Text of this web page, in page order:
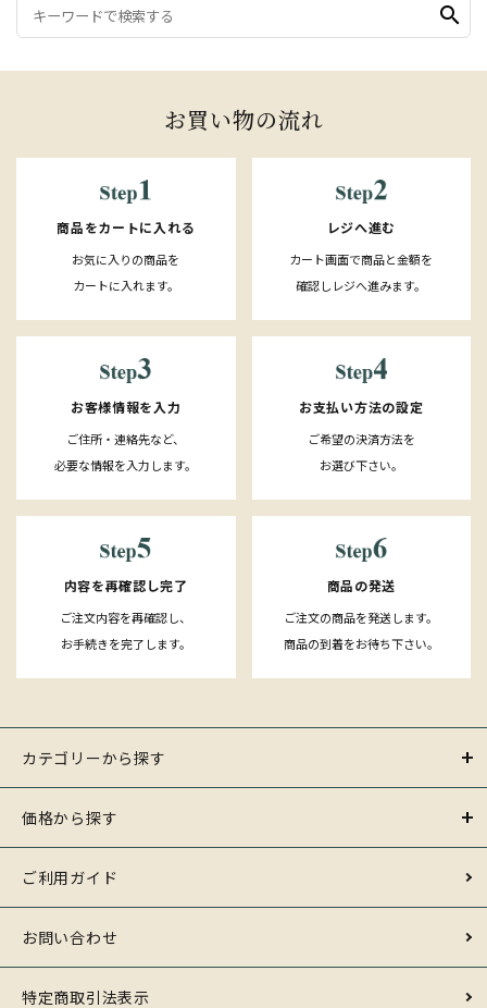
search
お買い物の流れ
商品をカートに入れる
お気に入りの商品を
カートに入れます。
レジへ進む
カート画面で商品と金額を
確認しレジへ進みます。
お客様情報を入力
ご住所・連絡先など、
必要な情報を入力します。
お支払い方法の設定
ご希望の決済方法を
お選び下さい。
内容を再確認し完了
ご注文内容を再確認し、
お手続きを完了します。
商品の発送
ご注文の商品を発送します。
商品の到着をお待ち下さい。
カテゴリーから探す
価格から探す
ご利用ガイド
お問い合わせ
特定商取引法表示